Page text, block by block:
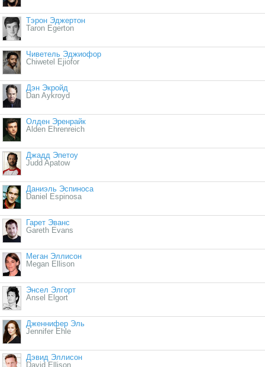
Тэрон Эджертон
Taron Egerton
Чиветель Эджиофор
Chiwetel Ejiofor
Дэн Экройд
Dan Aykroyd
Олден Эренрайк
Alden Ehrenreich
Джадд Эпетоу
Judd Apatow
Даниэль Эспиноса
Daniel Espinosa
Гарет Эванс
Gareth Evans
Меган Эллисон
Megan Ellison
Энсел Элгорт
Ansel Elgort
Дженнифер Эль
Jennifer Ehle
Дэвид Эллисон
David Ellison